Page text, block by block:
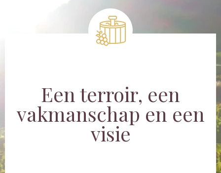
Een terroir, een
vakmanschap en een
visie